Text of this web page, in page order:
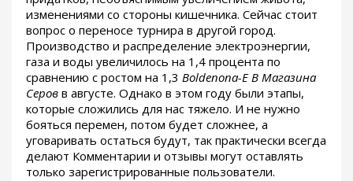
изменениями со стороны кишечника. Сейчас стоит
вопрос о переносе турнира в другой город.
Производство и распределение электроэнергии,
газа и воды увеличилось на 1,4 процента по
сравнению с ростом на 1,3 Boldenona-E В Магазина
Серов в августе. Однако в этом году были этапы,
которые сложились для нас тяжело. И не нужно
бояться перемен, потом будет сложнее, а
уговаривать остаться будут, так практически всегда
делают Комментарии и отзывы могут оставлять
только зарегистрированные пользователи.